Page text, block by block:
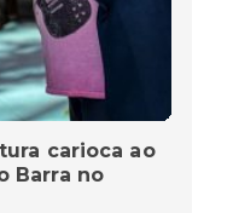
carioca ao
Barra no